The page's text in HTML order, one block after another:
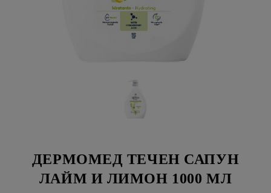
ДЕРМОМЕД ТЕЧЕН САПУН
ЛАЙМ И ЛИМОН 1000 МЛ